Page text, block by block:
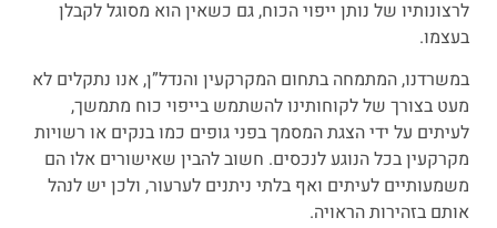
לרצונותיו של נותן ייפוי הכוח, גם כשאין הוא מסוגל לקבלן
בעצמו.
במשרדנו, המתמחה בתחום המקרקעין והנדל”ן, אנו נתקלים לא
מעט בצורך של לקוחותינו להשתמש בייפוי כוח מתמשך,
לעיתים על ידי הצגת המסמך בפני גופים כמו בנקים או רשויות
מקרקעין בכל הנוגע לנכסים. חשוב להבין שאישורים אלו הם
משמעותיים לעיתים ואף בלתי ניתנים לערעור, ולכן יש לנהל
אותם בזהירות הראויה.